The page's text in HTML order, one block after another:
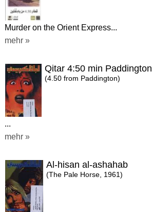
Murder on the Orient Express...
mehr »
Qitar 4:50 min Paddington
(4.50 from Paddington)
...
mehr »
Al-hisan al-ashahab
(The Pale Horse, 1961)